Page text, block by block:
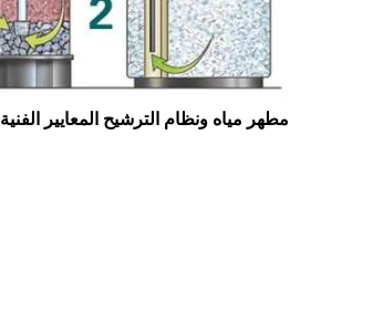
مطهر مياه ونظام الترشيح المعايير الفنية